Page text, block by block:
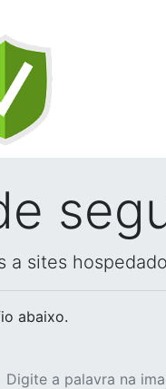
a sites
abaixo.
Digite a palavra na